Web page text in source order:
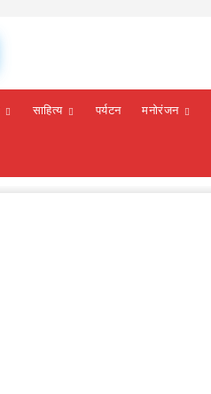
साहित्य पर्यटन मनोरंजन